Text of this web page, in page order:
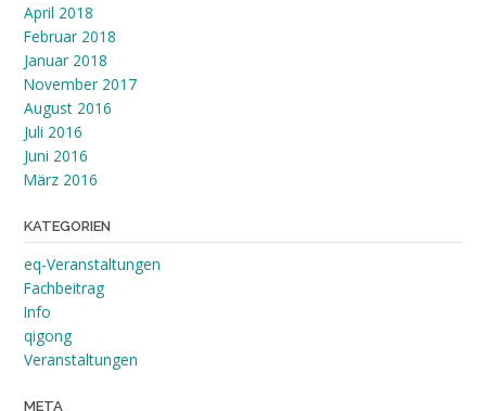
April 2018
Februar 2018
Januar 2018
November 2017
August 2016
Juli 2016
Juni 2016
März 2016
KATEGORIEN
eq-Veranstaltungen
Fachbeitrag
Info
qigong
Veranstaltungen
META